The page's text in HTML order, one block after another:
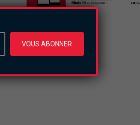
VOUS ABONNER